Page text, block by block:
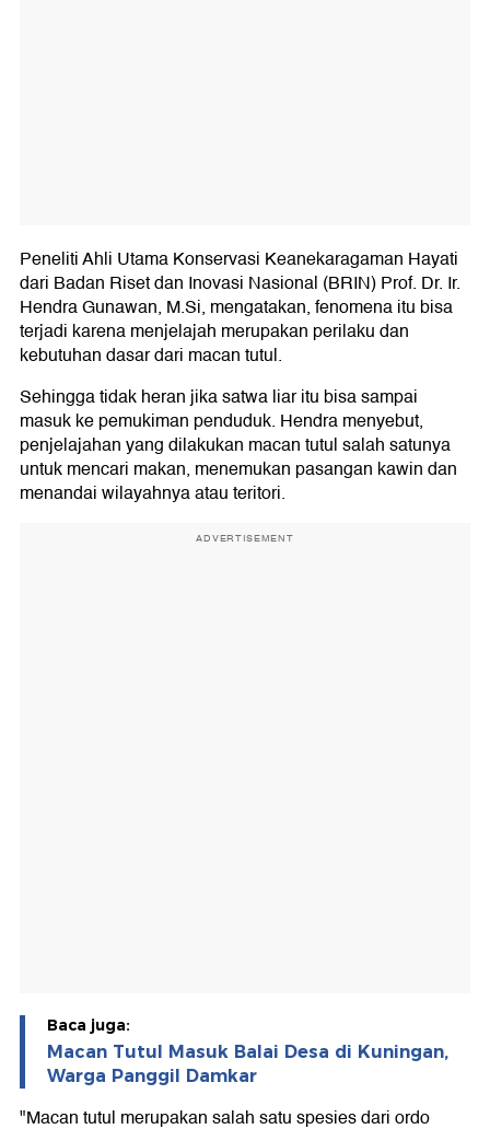
Peneliti Ahli Utama Konservasi Keanekaragaman Hayati
dari Badan Riset dan Inovasi Nasional (BRIN) Prof. Dr. Ir.
Hendra Gunawan, M.Si, mengatakan, fenomena itu bisa
terjadi karena menjelajah merupakan perilaku dan
kebutuhan dasar dari macan tutul.
Sehingga tidak heran jika satwa liar itu bisa sampai
masuk ke pemukiman penduduk. Hendra menyebut,
penjelajahan yang dilakukan macan tutul salah satunya
untuk mencari makan, menemukan pasangan kawin dan
menandai wilayahnya atau teritori.
ADVERTISEMENT
Baca juga:
Macan Tutul Masuk Balai Desa di Kuningan,
Warga Panggil Damkar
"Macan tutul merupakan salah satu spesies dari ordo